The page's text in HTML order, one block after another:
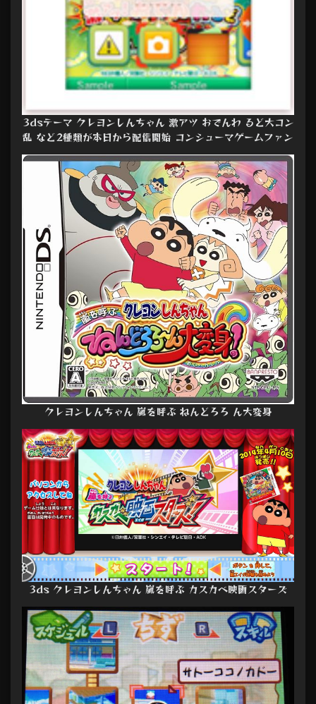
3dsテーマ クレヨンしんちゃん 激アツ おでんわ るど大コン
乱 など2種類が本日から配信開始 コンシューマゲームファン
クレヨンしんちゃん 嵐を呼ぶ ねんどろろ ん大変身
3ds クレヨンしんちゃん 嵐を呼ぶ カスカベ映画スターズ